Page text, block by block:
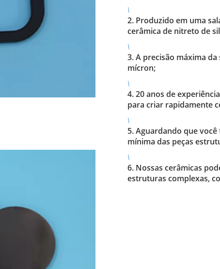
\
2. Produzido em uma
cerâmica de nitreto de
\
3. A precisão máxima
mícron;
\
4. 20 anos de
para criar rapidamente
\
5. Aguardando que
mínima das peças
\
6. Nossas cerâmicas
estruturas complexas,